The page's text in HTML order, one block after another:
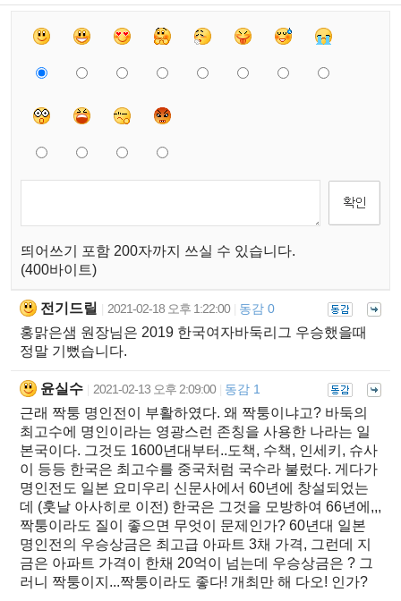
띄어쓰기 포함 200자까지 쓰실 수 있습니다.
(400바이트)
전기드릴 2021-02-18 오후 1:22:00 동감 0
홍맑은샘 원장님은 2019 한국여자바둑리그 우승했을때
정말 기뻤습니다.
윤실수 2021-02-13 오후 2:09:00 동감 1
근래 짝퉁 명인전이 부활하였다. 왜 짝퉁이냐고? 바둑의
최고수에 명인이라는 영광스런 존칭을 사용한 나라는 일
본국이다. 그것도 1600년대부터..도책, 수책, 인세키, 슈사
이 등등 한국은 최고수를 중국처럼 국수라 불렀다. 게다가
명인전도 일본 요미우리 신문사에서 60년에 창설되었는
데 (훗날 아사히로 이전) 한국은 그것을 모방하여 66년에,,,
짝퉁이라도 질이 좋으면 무엇이 문제인가? 60년대 일본
명인전의 우승상금은 최고급 아파트 3채 가격, 그런데 지
금은 아파트 가격이 한채 20억이 넘는데 우승상금은 ? 그
러니 짝퉁이지...짝퉁이라도 좋다! 개최만 해 다오! 인가?